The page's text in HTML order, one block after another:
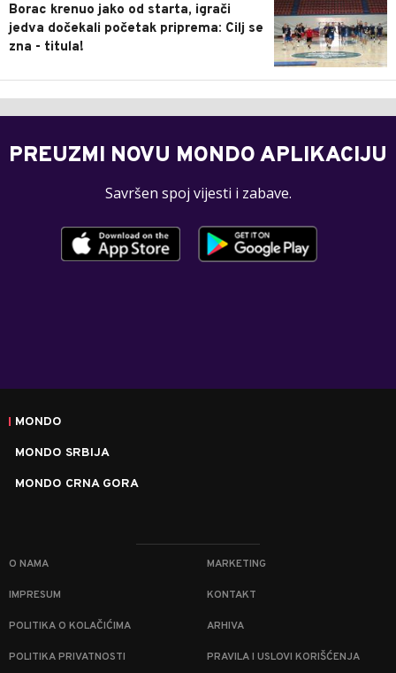
Borac krenuo jako od starta, igrači
jedva dočekali početak priprema: Cilj se
zna - titula!
PREUZMI NOVU MONDO APLIKACIJU
Savršen spoj vijesti i zabave.
MONDO
MONDO SRBIJA
MONDO CRNA GORA
O NAMA MARKETING
IMPRESUM KONTAKT
POLITIKA O KOLAČIĆIMA ARHIVA
POLITIKA PRIVATNOSTI PRAVILA I USLOVI KORIŠĆENJA